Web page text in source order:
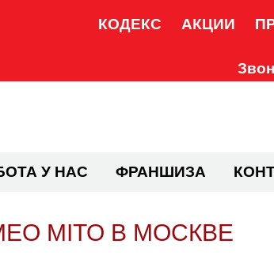
КОДЕКС АКЦИИ
У НАС ФРАНШИЗА
MITO В МОСКВЕ